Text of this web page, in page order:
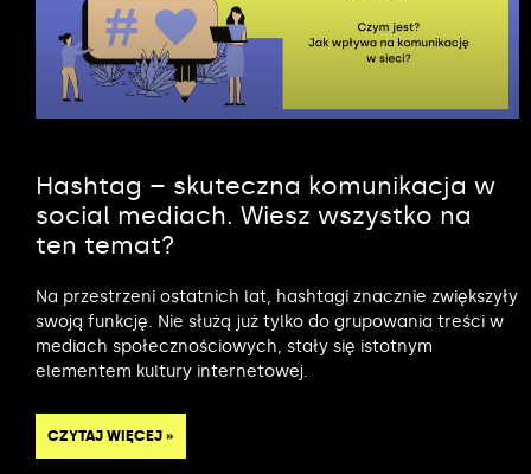
Hashtag – skuteczna komunikacja w
social mediach. Wiesz wszystko na
ten temat?
Na przestrzeni ostatnich lat, hashtagi znacznie zwiększyły
swoją funkcję. Nie służą już tylko do grupowania treści w
mediach społecznościowych, stały się istotnym
elementem kultury internetowej.
CZYTAJ WIĘCEJ »